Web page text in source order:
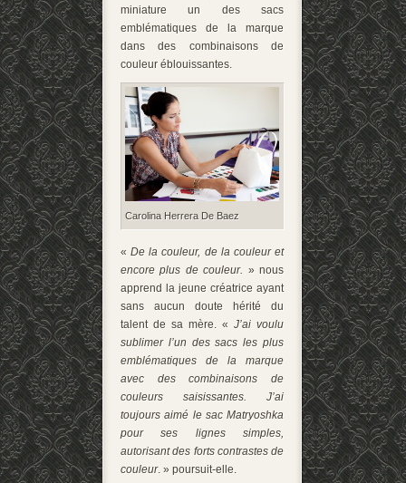
miniature un des sacs
emblématiques de la marque
dans des combinaisons de
couleur éblouissantes.
Carolina Herrera De Baez
«De la couleur, de la couleur et
encore plus de couleur. » nous
apprend la jeune créatrice ayant
sans aucun doute hérité du
talent de sa mère. « J’ai voulu
sublimer l’un des sacs les plus
emblématiques de la marque
avec des combinaisons de
couleurs saisissantes. J’ai
toujours aimé le sac Matryoshka
pour ses lignes simples,
autorisant des forts contrastes de
couleur. » poursuit-elle.